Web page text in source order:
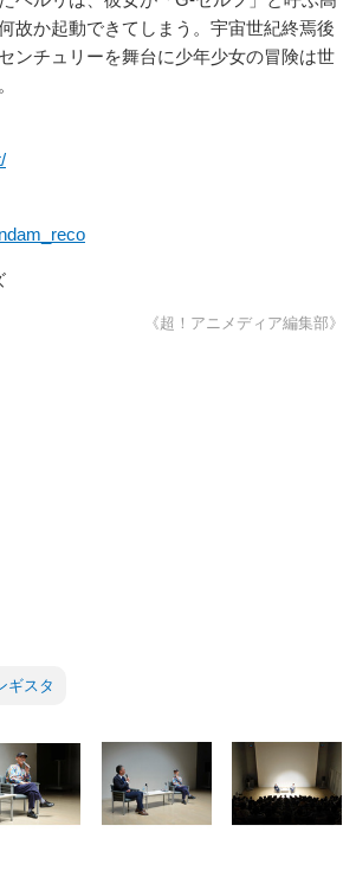
故か起動できてしまう。宇宙世紀終焉後
ンチュリーを舞台に少年少女の冒険は世
《超！アニメディア編集部》
ギスタ